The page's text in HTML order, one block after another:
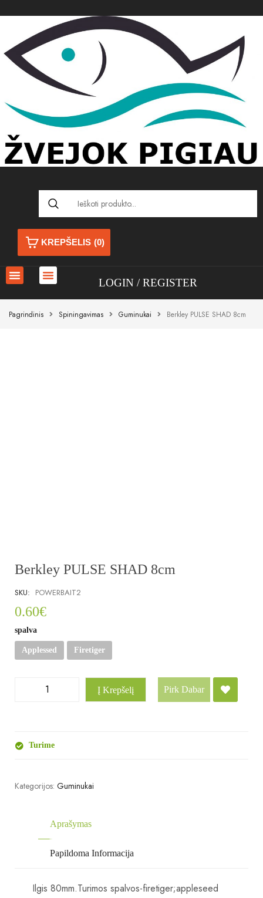
KREPŠELIS (0)
LOGIN REGISTER
Pagrindinis Spiningavimas Guminukai Berkley PULSE SHAD 8cm
Berkley PULSE SHAD 8cm
SKU: POWERBAIT2
0.60€
spalva
Applessed Firetiger
Į Krepšelį Pirk Dabar
Turime
Kategorijos: Guminukai
Aprašymas
Papildoma Informacija
Ilgis 80mm.Turimos spalvos-firetiger;appleseed